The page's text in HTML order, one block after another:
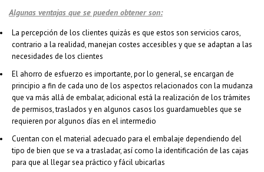
Algunas ventajas que se pueden obtener son:
La percepción de los clientes quizás es que estos son servicios caros,
contrario a la realidad, manejan costes accesibles y que se adaptan a las
necesidades de los clientes
El ahorro de esfuerzo es importante, por lo general, se encargan de
principio a fin de cada uno de los aspectos relacionados con la mudanza
que va más allá de embalar, adicional está la realización de los trámites
de permisos, traslados y en algunos casos los guardamuebles que se
requieren por algunos días en el intermedio
Cuentan con el material adecuado para el embalaje dependiendo del
tipo de bien que se va a trasladar, así como la identificación de las cajas
para que al llegar sea práctico y fácil ubicarlas